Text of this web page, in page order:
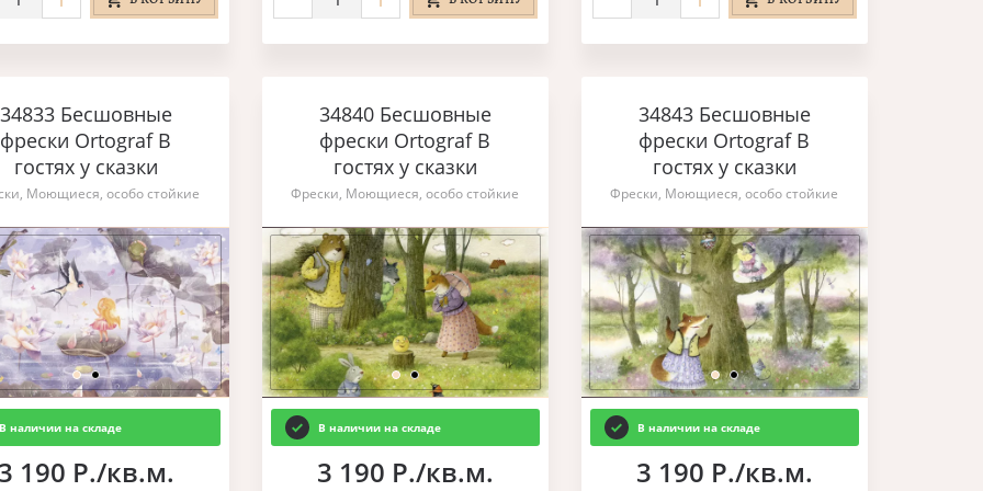
34833 Бесшовные
фрески Ortograf В
гостях у сказки
Моющиеся, особо стойкие
В наличии на складе
190 Р./кв.м.
34840 Бесшовные
фрески Ortograf В
гостях у сказки
Фрески, Моющиеся, особо стойкие
В наличии на складе
3 190 Р./кв.м.
34843 Бесшовные
фрески Ortograf В
гостях у сказки
Фрески, Моющиеся, особо стойкие
В наличии на складе
3 190 Р./кв.м.